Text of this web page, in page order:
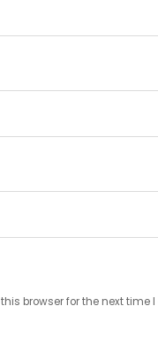
browser for the next time